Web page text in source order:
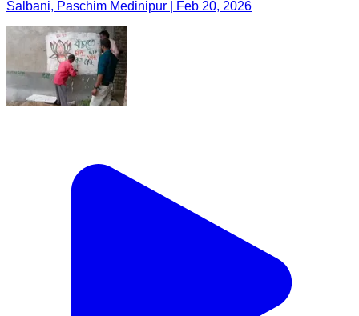
Salbani, Paschim Medinipur | Feb 20, 2026